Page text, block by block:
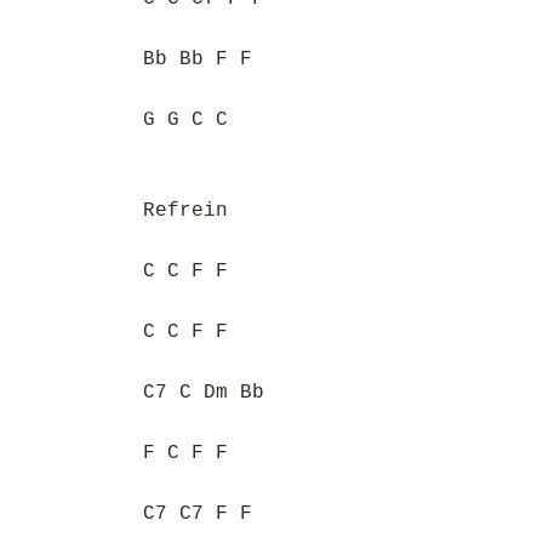
Bb Bb F F
G G C C
Refrein
C C F F
C C F F
C7 C Dm Bb
F C F F
C7 C7 F F